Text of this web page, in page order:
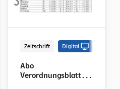
Zeitschrift Digital
Abo
Verordnungsblatt